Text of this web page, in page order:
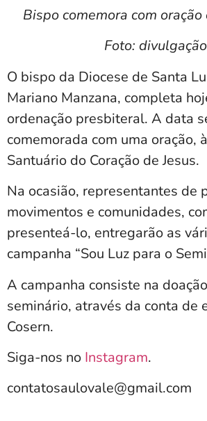
Bispo comemora com
Foto: divulgação
O bispo da Diocese de Santa
Mariano Manzana, completa
ordenação presbiteral. A data
comemorada com uma oração,
Santuário do Coração de Jesus.
Na ocasião, representantes de
movimentos e comunidades,
presenteá-lo, entregarão as
campanha “Sou Luz para o
A campanha consiste na
seminário, através da conta de
Cosern.
Siga-nos no Instagram.
contatosaulovale@gmail.com